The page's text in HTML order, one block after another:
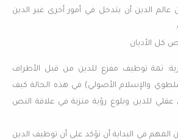
عالم الدين أن يتدخل في أمور أخرى غير الدين
كل الأديان
ثمة توظيف مفزع للدين من قبل الأطراف
والإسلام الأصولي) في هذه الحالة كيف
للدين وبلوغ رؤية متزنة في علاقة النص
في البداية أن نؤكد على أن توظيف الدين